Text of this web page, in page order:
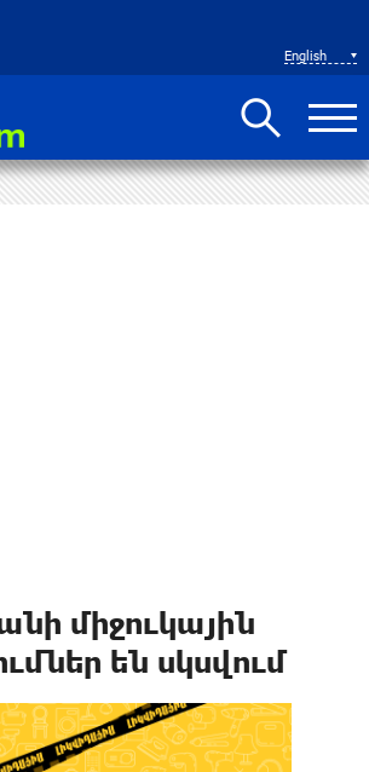
English
միջուկային
են սկսվում